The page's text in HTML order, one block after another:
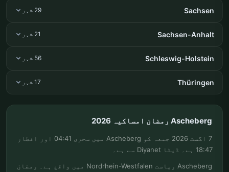
Sachsen 29 شہر
Sachsen-Anhalt 21 شہر
Schleswig-Holstein 56 شہر
Thüringen 17 شہر
Ascheberg رمضان امساکیہ 2026
7 اگست 2026 جمعہ کو Ascheberg میں سحری 04:41 اور افطار
18:47 ہے۔ ڈیٹا Diyanet سے ہے۔
Ascheberg ریاست Nordrhein-Westfalen میں واقع ہے۔ رمضان